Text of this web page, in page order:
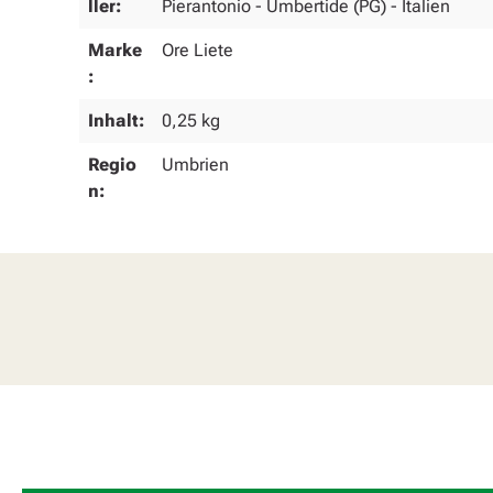
ller:
Pierantonio - Umbertide (PG) - Italien
Marke
:
Ore Liete
Inhalt: 0,25 kg
Regio
n:
Umbrien